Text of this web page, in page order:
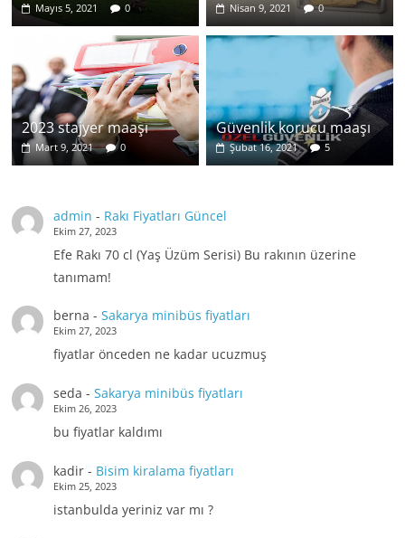
Mayıs 5, 2021 0 Nisan 9, 2021 0
2023 stajyer maaşı
Mart 9, 2021 0
Güvenlik korucu maaşı
Şubat 16, 2021 5
admin - Rakı Fiyatları Güncel
Ekim 27, 2023
Efe Rakı 70 cl (Yaş Üzüm Serisi) Bu rakının üzerine
tanımam!
berna - Sakarya minibüs fiyatları
Ekim 27, 2023
fiyatlar önceden ne kadar ucuzmuş
seda - Sakarya minibüs fiyatları
Ekim 26, 2023
bu fiyatlar kaldımı
kadir- Bisim kiralama fiyatları
Ekim 25, 2023
istanbulda yeriniz var mı ?